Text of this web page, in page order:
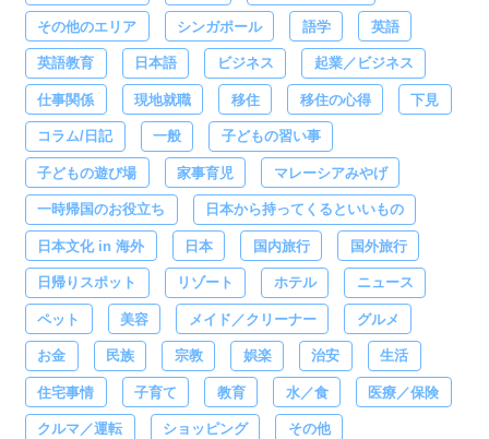
その他のエリア シンガポール 語学 英語
英語教育 日本語 ビジネス 起業／ビジネス
仕事関係 現地就職 移住 移住の心得 下見
コラム/日記 一般 子どもの習い事
子どもの遊び場 家事育児 マレーシアみやげ
一時帰国のお役立ち 日本から持ってくるといいもの
日本文化 in 海外 日本 国内旅行 国外旅行
日帰りスポット リゾート ホテル ニュース
ペット 美容 メイド／クリーナー グルメ
お金 民族 宗教 娯楽 治安 生活
住宅事情 子育て 教育 水／食 医療／保険
クルマ／運転 ショッピング その他